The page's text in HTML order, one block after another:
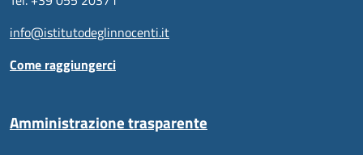
info@istitutodeglinnocenti.it
Come raggiungerci
Amministrazione trasparente